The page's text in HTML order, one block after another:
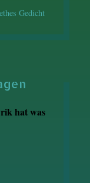
Gedicht
hat was